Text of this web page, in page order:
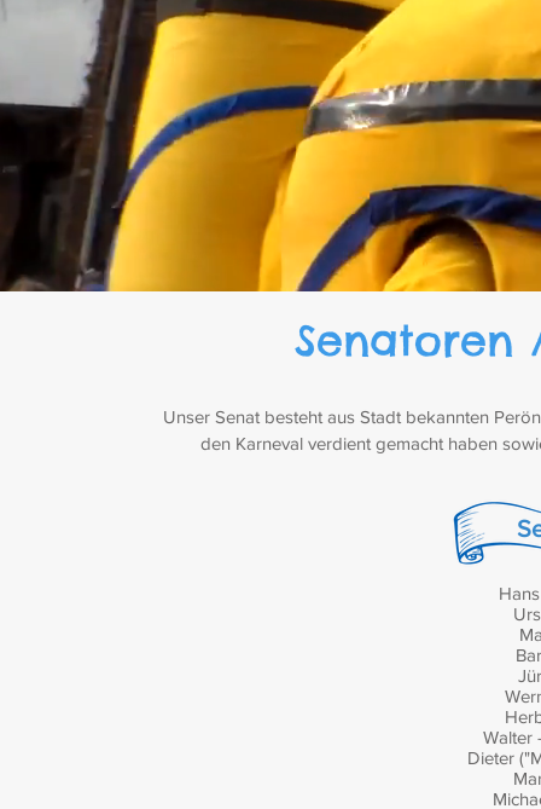
Senatoren
Walter
Dieter
Unser Senat besteht aus Stadt bekannten
den Karneval verdient gemacht haben